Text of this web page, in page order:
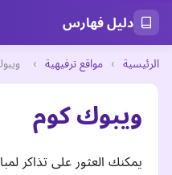
دليل فهارس
الرئيسية › مواقع ترفيهية ›
ويبوك كوم
يمكنك العثور على تذاكر